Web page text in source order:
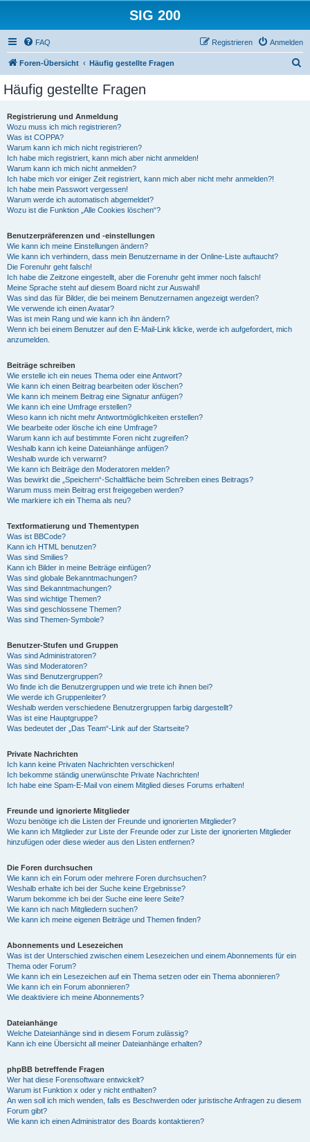
SIG 200
FAQ Anmelden
Registrieren
Foren-Übersicht Häufig gestellte Fragen
Häufig gestellte Fragen
Registrierung und Anmeldung
Wozu muss ich mich registrieren?
Was ist COPPA?
Warum kann ich mich nicht registrieren?
Ich habe mich registriert, kann mich aber nicht anmelden!
Warum kann ich mich nicht anmelden?
Ich habe mich vor einiger Zeit registriert, kann mich aber nicht mehr anmelden?!
Ich habe mein Passwort vergessen!
Warum werde ich automatisch abgemeldet?
Wozu ist die Funktion „Alle Cookies löschen“?
Benutzerpräferenzen und -einstellungen
Wie kann ich meine Einstellungen ändern?
Wie kann ich verhindern, dass mein Benutzername in der Online-Liste auftaucht?
Die Forenuhr geht falsch!
Ich habe die Zeitzone eingestellt, aber die Forenuhr geht immer noch falsch!
Meine Sprache steht auf diesem Board nicht zur Auswahl!
Was sind das für Bilder, die bei meinem Benutzernamen angezeigt werden?
Wie verwende ich einen Avatar?
Was ist mein Rang und wie kann ich ihn ändern?
Wenn ich bei einem Benutzer auf den E-Mail-Link klicke, werde ich aufgefordert, mich
anzumelden.
Beiträge schreiben
Wie erstelle ich ein neues Thema oder eine Antwort?
Wie kann ich einen Beitrag bearbeiten oder löschen?
Wie kann ich meinem Beitrag eine Signatur anfügen?
Wie kann ich eine Umfrage erstellen?
Wieso kann ich nicht mehr Antwortmöglichkeiten erstellen?
Wie bearbeite oder lösche ich eine Umfrage?
Warum kann ich auf bestimmte Foren nicht zugreifen?
Weshalb kann ich keine Dateianhänge anfügen?
Weshalb wurde ich verwarnt?
Wie kann ich Beiträge den Moderatoren melden?
Was bewirkt die „Speichern“-Schaltfläche beim Schreiben eines Beitrags?
Warum muss mein Beitrag erst freigegeben werden?
Wie markiere ich ein Thema als neu?
Textformatierung und Thementypen
Was ist BBCode?
Kann ich HTML benutzen?
Was sind Smilies?
Kann ich Bilder in meine Beiträge einfügen?
Was sind globale Bekanntmachungen?
Was sind Bekanntmachungen?
Was sind wichtige Themen?
Was sind geschlossene Themen?
Was sind Themen-Symbole?
Benutzer-Stufen und Gruppen
Was sind Administratoren?
Was sind Moderatoren?
Was sind Benutzergruppen?
Wo finde ich die Benutzergruppen und wie trete ich ihnen bei?
Wie werde ich Gruppenleiter?
Weshalb werden verschiedene Benutzergruppen farbig dargestellt?
Was ist eine Hauptgruppe?
Was bedeutet der „Das Team“-Link auf der Startseite?
Private Nachrichten
Ich kann keine Privaten Nachrichten verschicken!
Ich bekomme ständig unerwünschte Private Nachrichten!
Ich habe eine Spam-E-Mail von einem Mitglied dieses Forums erhalten!
Freunde und ignorierte Mitglieder
Wozu benötige ich die Listen der Freunde und ignorierten Mitglieder?
Wie kann ich Mitglieder zur Liste der Freunde oder zur Liste der ignorierten Mitglieder
hinzufügen oder diese wieder aus den Listen entfernen?
Die Foren durchsuchen
Wie kann ich ein Forum oder mehrere Foren durchsuchen?
Weshalb erhalte ich bei der Suche keine Ergebnisse?
Warum bekomme ich bei der Suche eine leere Seite?
Wie kann ich nach Mitgliedern suchen?
Wie kann ich meine eigenen Beiträge und Themen finden?
Abonnements und Lesezeichen
Was ist der Unterschied zwischen einem Lesezeichen und einem Abonnements für ein
Thema oder Forum?
Wie kann ich ein Lesezeichen auf ein Thema setzen oder ein Thema abonnieren?
Wie kann ich ein Forum abonnieren?
Wie deaktiviere ich meine Abonnements?
Dateianhänge
Welche Dateianhänge sind in diesem Forum zulässig?
Kann ich eine Übersicht all meiner Dateianhänge erhalten?
phpBB betreffende Fragen
Wer hat diese Forensoftware entwickelt?
Warum ist Funktion x oder y nicht enthalten?
An wen soll ich mich wenden, falls es Beschwerden oder juristische Anfragen zu diesem
Forum gibt?
Wie kann ich einen Administrator des Boards kontaktieren?